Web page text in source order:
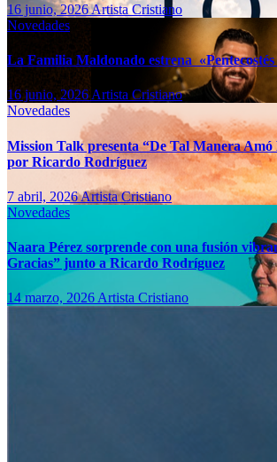
16 junio, 2026Artista Cristiano
Novedades
La Familia Maldonado estrena
16 junio, 2026Artista Cristiano
Novedades
Mission Talk presenta “De Tal Manera
por Ricardo Rodríguez
7 abril, 2026Artista Cristiano
Novedades
Naara Pérez sorprende con una fusión
Gracias” junto a Ricardo Rodríguez
14 marzo, 2026 Artista Cristiano